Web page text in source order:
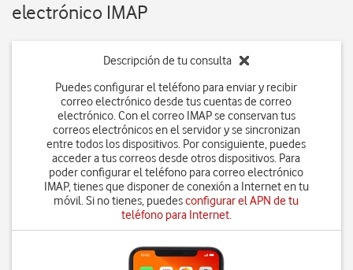
electrónico IMAP
Descripción de tu consulta
Puedes configurar el teléfono para enviar y recibir
correo electrónico desde tus cuentas de correo
electrónico. Con el correo IMAP se conservan tus
correos electrónicos en el servidor y se sincronizan
entre todos los dispositivos. Por consiguiente, puedes
acceder a tus correos desde otros dispositivos. Para
poder configurar el teléfono para correo electrónico
IMAP, tienes que disponer de conexión a Internet en tu
móvil. Si no tienes, puedesconfigurar el APN de tu
teléfono para Internet.